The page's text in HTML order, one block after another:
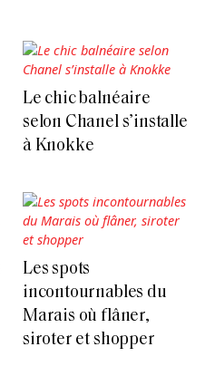
Le chic balnéaire
selon Chanel s’installe
à Knokke
Les spots
incontournables du
Marais où flâner,
siroter et shopper